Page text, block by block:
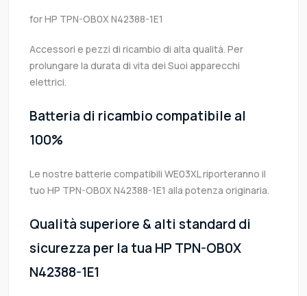
for HP TPN-OB0X N42388-1E1
Accessori e pezzi di ricambio di alta qualità. Per
prolungare la durata di vita dei Suoi apparecchi
elettrici.
Batteria di ricambio compatibile al
100%
Le nostre batterie compatibili WE03XL riporteranno il
tuo HP TPN-OB0X N42388-1E1 alla potenza originaria.
Qualità superiore & alti standard di
sicurezza per la tua HP TPN-OB0X
N42388-1E1